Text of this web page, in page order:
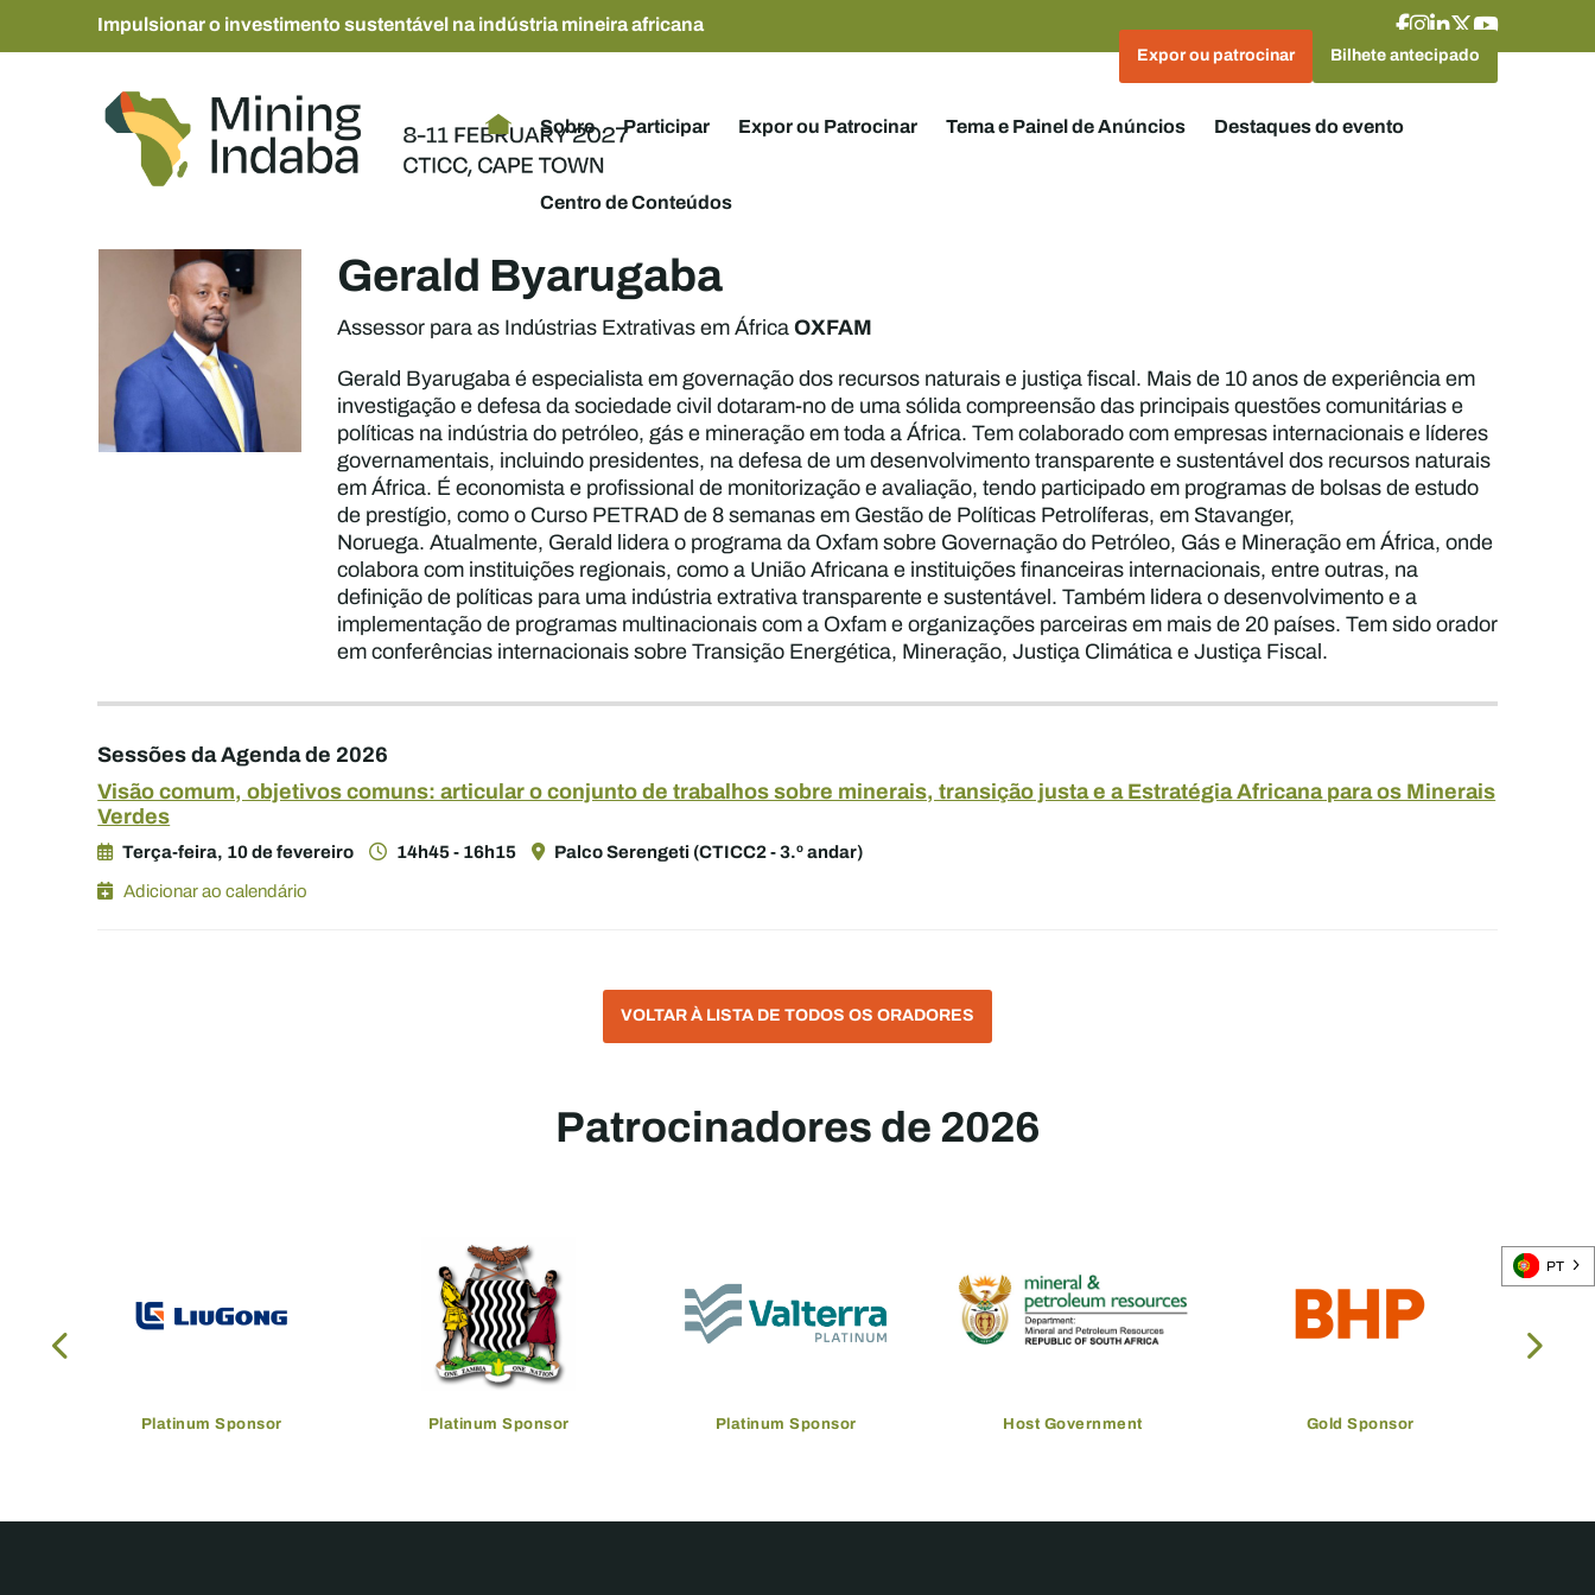
Impulsionar o investimento sustentável na indústria mineira africana
Expor ou patrocinar Bilhete antecipado
Sobre Participar Expor ou Patrocinar Tema e Painel de Anúncios Destaques do evento
Centro de Conteúdos
Gerald Byarugaba
Assessor para as Indústrias Extrativas em ÁfricaOXFAM
Gerald Byarugaba é especialista em governação dos recursos naturais e justiça fiscal. Mais de 10 anos de experiência em
investigação e defesa da sociedade civil dotaram-no de uma sólida compreensão das principais questões comunitárias e
políticas na indústria do petróleo, gás e mineração em toda a África. Tem colaborado com empresas internacionais e líderes
governamentais, incluindo presidentes, na defesa de um desenvolvimento transparente e sustentável dos recursos naturais
em África. É economista e profissional de monitorização e avaliação, tendo participado em programas de bolsas de estudo
de prestígio, como o Curso PETRAD de 8 semanas em Gestão de Políticas Petrolíferas, em Stavanger,
Noruega. Atualmente, Gerald lidera o programa da Oxfam sobre Governação do Petróleo, Gás e Mineração em África, onde
colabora com instituições regionais, como a União Africana e instituições financeiras internacionais, entre outras, na
definição de políticas para uma indústria extrativa transparente e sustentável. Também lidera o desenvolvimento e a
implementação de programas multinacionais com a Oxfam e organizações parceiras em mais de 20 países. Tem sido orador
em conferências internacionais sobre Transição Energética, Mineração, Justiça Climática e Justiça Fiscal.
Sessões da Agenda de 2026
Visão comum, objetivos comuns: articular o conjunto de trabalhos sobre minerais, transição justa e a Estratégia Africana para os Minerais
Verdes
Terça-feira, 10 de fevereiro 14h45 - 16h15
Palco Serengeti (CTICC2 - 3.º andar)
Adicionar ao calendário
VOLTAR À LISTA DE TODOS OS ORADORES
Patrocinadores de 2026
Platinum Sponsor Platinum Sponsor Platinum Sponsor Host Government Gold Sponsor
PT